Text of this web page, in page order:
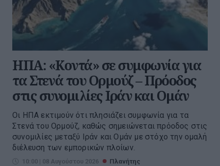
ΗΠΑ: «Κοντά» σε συμφωνία για
τα Στενά του Ορμούζ – Πρόοδος
στις συνομιλίες Ιράν και Ομάν
Οι ΗΠΑ εκτιμούν ότι πλησιάζει συμφωνία για τα
Στενά του Ορμούζ, καθώς σημειώνεται πρόοδος στις
συνομιλίες μεταξύ Ιράν και Ομάν με στόχο την ομαλή
διέλευση των εμπορικών πλοίων.
10:00 | 08 Αυγούστου 2026 Πλανήτης